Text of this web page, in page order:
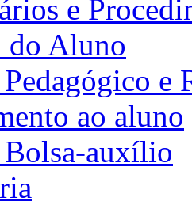
e
do Aluno
e
ao aluno
auxílio